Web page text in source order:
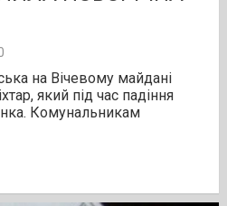
на Вічевому майдані
який під час падіння
Комунальникам